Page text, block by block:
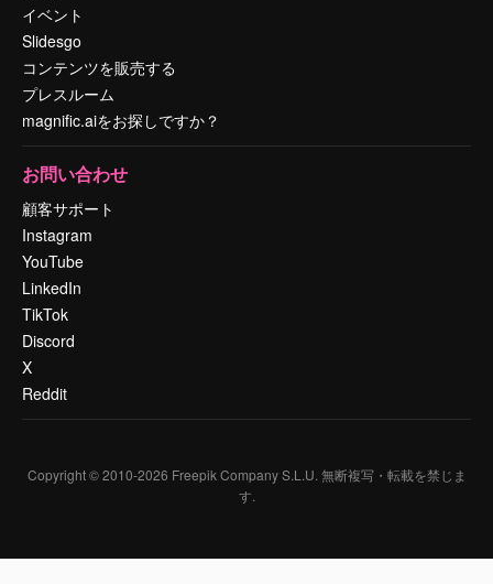
イベント
Slidesgo
コンテンツを販売する
プレスルーム
magnific.aiをお探しですか？
お問い合わせ
顧客サポート
Instagram
YouTube
LinkedIn
TikTok
Discord
X
Reddit
Copyright © 2010-2026 Freepik Company S.L.U. 無断複写・転載を禁じま
す.